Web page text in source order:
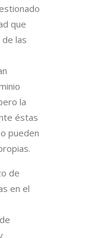
que
las
la
éstas
pueden
de
en el